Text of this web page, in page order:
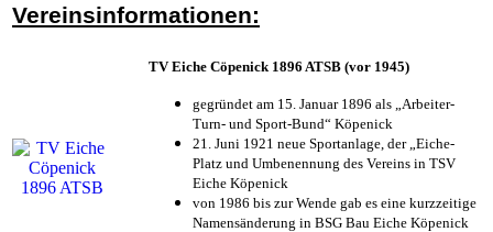
Vereinsinformationen:
TV Eiche Cöpenick 1896 ATSB (vor 1945)
gegründet am 15. Januar 1896 als „Arbeiter-
Turn- und Sport-Bund“ Köpenick
21. Juni 1921 neue Sportanlage, der „Eiche-
Platz und Umbenennung des Vereins in TSV
Eiche Köpenick
von 1986 bis zur Wende gab es eine kurzzeitige
Namensänderung in BSG Bau Eiche Köpenick